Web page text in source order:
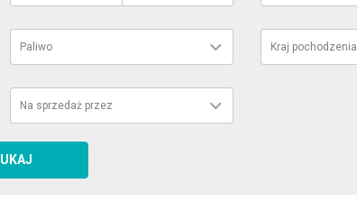
Paliwo Kraj pochodzenia
Na sprzedaż przez